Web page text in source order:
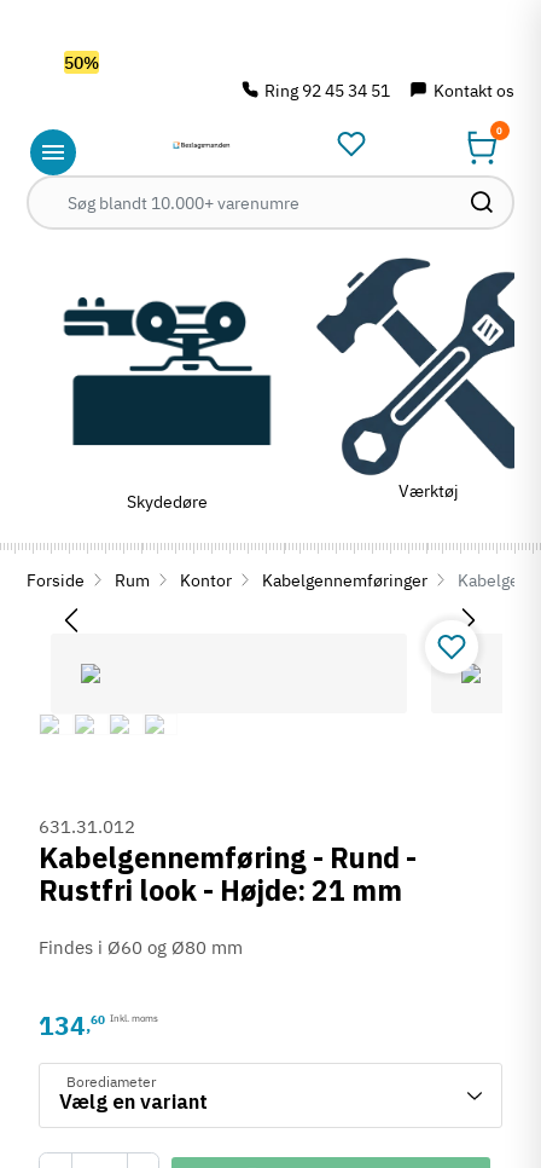
50%
Ring 92 45 34 51
Kontakt os
0
Skydedøre Værktøj
Forside Rum Kontor Kabelgennemføringer
631.31.012
Kabelgennemføring - Rund -
Rustfri look - Højde: 21 mm
Findes i Ø60 og Ø80 mm
134,60 Inkl. moms
Borediameter